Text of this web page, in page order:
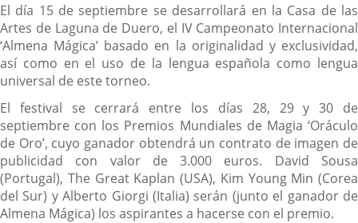
El día 15 de septiembre se desarrollará en la Casa de las
Artes de Laguna de Duero, el IV Campeonato Internacional
‘Almena Mágica’ basado en la originalidad y exclusividad,
así como en el uso de la lengua española como lengua
universal de este torneo.
El festival se cerrará entre los días 28, 29 y 30 de
septiembre con los Premios Mundiales de Magia ‘Oráculo
de Oro’, cuyo ganador obtendrá un contrato de imagen de
publicidad con valor de 3.000 euros. David Sousa
(Portugal), The Great Kaplan (USA), Kim Young Min (Corea
del Sur) y Alberto Giorgi (Italia) serán (junto el ganador de
Almena Mágica) los aspirantes a hacerse con el premio.